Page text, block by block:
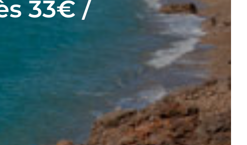
33€ /